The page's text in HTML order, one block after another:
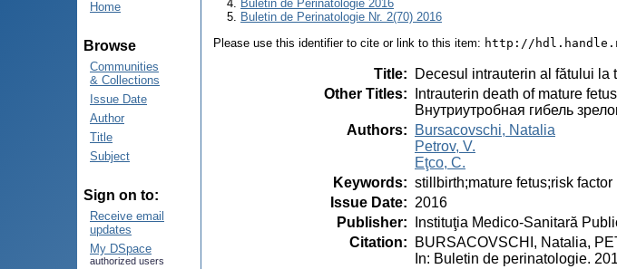
Home
Browse
Communities
& Collections
Issue Date
Author
Title
Subject
Sign on to:
Receive email
updates
My DSpace
authorized users
Buletin de Perinatologie 2016
Buletin de Perinatologie Nr. 2(70) 2016
Please use this identifier to cite or link to this item: http://
Title:
Decesul intrauterin al fătului la
Other Titles:
Intrauterin death of mature
Внутриутробная гибель
Authors:
Bursacovschi, Natalia
Petrov, V.
Eţco, C.
Keywords: stillbirth;mature fetus;risk factor
Issue Date: 2016
Publisher:
Instituţia Medico-Sanitară
Citation:
BURSACOVSCHI, Natalia,
In: Buletin de perinatologie.